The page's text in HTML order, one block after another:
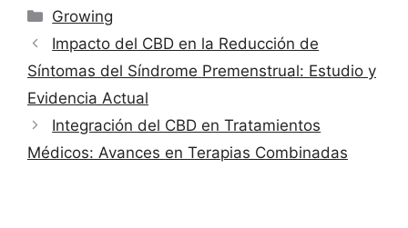
Categorías
Growing
Impacto del CBD en la Reducción de
Síntomas del Síndrome Premenstrual: Estudio y
Evidencia Actual
Integración del CBD en Tratamientos
Médicos: Avances en Terapias Combinadas